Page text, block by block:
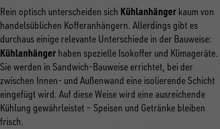
Rein optisch unterscheiden sich Kühlanhänger kaum von
handelsüblichen Kofferanhängern. Allerdings gibt es
durchaus einige relevante Unterschiede in der Bauweise:
Kühlanhänger haben spezielle Isokoffer und Klimageräte.
Sie werden in Sandwich-Bauweise errichtet, bei der
zwischen Innen- und Außenwand eine isolierende Schicht
eingefügt wird. Auf diese Weise wird eine ausreichende
Kühlung gewährleistet – Speisen und Getränke bleiben
frisch.